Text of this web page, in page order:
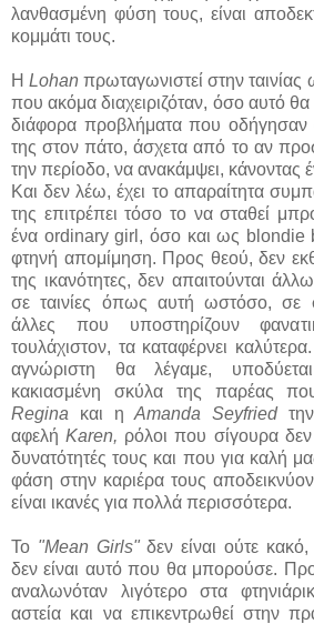
λανθασμένη φύση τους, είναι
κομμάτι τους.
Η Lohan πρωταγωνιστεί στην ταινίας
που ακόμα διαχειριζόταν, όσο αυτό
διάφορα προβλήματα που οδήγησαν
της στον πάτο, άσχετα από το αν
την περίοδο, να ανακάμψει, κάνοντας
Και δεν λέω, έχει το απαραίτητα
της επιτρέπει τόσο το να σταθεί
ένα ordinary girl, όσο και ως blondie
φτηνή απομίμηση. Προς θεού, δεν
της ικανότητες, δεν απαιτούνται
σε ταινίες όπως αυτή ωστόσο, σε
άλλες που υποστηρίζουν
τουλάχιστον, τα καταφέρνει
αγνώριστη θα λέγαμε, υποδύεται
κακιασμένη σκύλα της παρέας
Regina και ηAmanda Seyfriedτην
αφελήKaren, ρόλοι που σίγουρα δεν
δυνατότητές τους και που για καλή
φάση στην καριέρα τους
είναι ικανές για πολλά περισσότερα.
Το "Mean Girls"δεν είναι ούτε
δεν είναι αυτό που θα μπορούσε.
αναλωνόταν λιγότερο στα
αστεία και να επικεντρωθεί στην